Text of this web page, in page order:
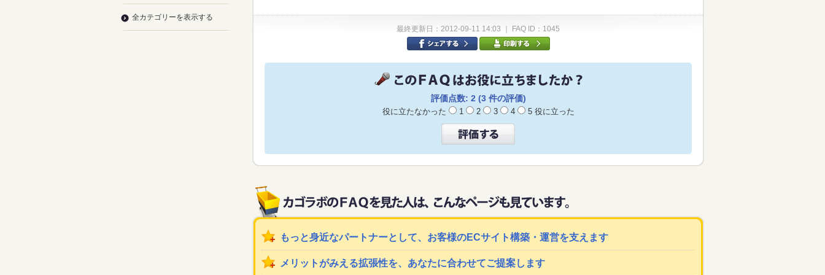
最終更新日：2012-09-11 14:03 ｜ FAQ ID：1045
評価点数: 2 (3 件の評価)
役に立たなかった 1 2 3 4 5 役に立った
もっと身近なパートナーとして、お客様のECサイト構築・運営を支えます
メリットがみえる拡張性を、あなたに合わせてご提案します
全カテゴリーを表示する